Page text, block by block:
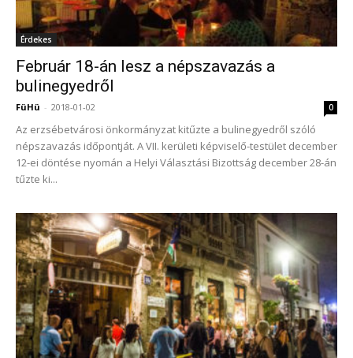
Érdekes
Február 18-án lesz a népszavazás a
bulinegyedről
FüHü - 2018-01-02 0
Az erzsébetvárosi önkormányzat kitűzte a bulinegyedről szóló
népszavazás időpontját. A VII. kerületi képviselő-testület december
12-ei döntése nyomán a Helyi Választási Bizottság december 28-án
tűzte ki...